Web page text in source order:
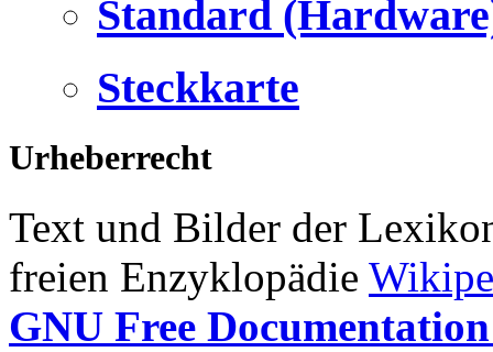
Standard
Steckkarte
Urheberrecht
Text und Bilder der
freien Enzyklopädie
GNU Free